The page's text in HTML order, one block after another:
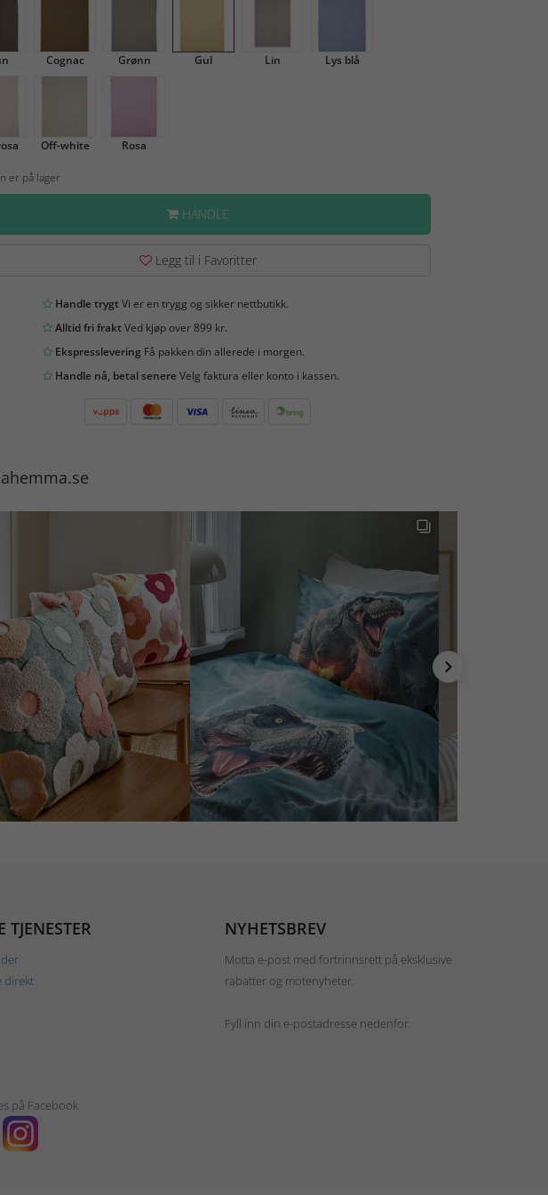
Cognac Grønn Gul Lin Lys blå
Off-white Rosa
er på lager
HANDLE
Legg til i Favoritter
Handle trygtVi er en trygg og sikker nettbutikk.
Alltid fri fraktVed kjøp over 899 kr.
EkspressleveringFå pakken din allerede i morgen.
Handle nå, betal senereVelg faktura eller konto i kassen.
TJENESTER
direkt
NYHETSBREV
Motta e-post med fortrinnsrett på eksklusive
rabatter og motenyheter.
Fyll inn din e-postadresse nedenfor.
på Facebook